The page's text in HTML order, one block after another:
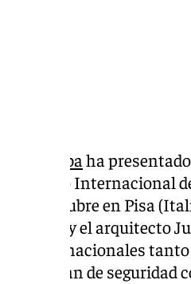
Córdobaha
Congreso Internacional
24 de octubre en Pisa
Nieva, y el arquitecto
internacionales
plan de seguridad